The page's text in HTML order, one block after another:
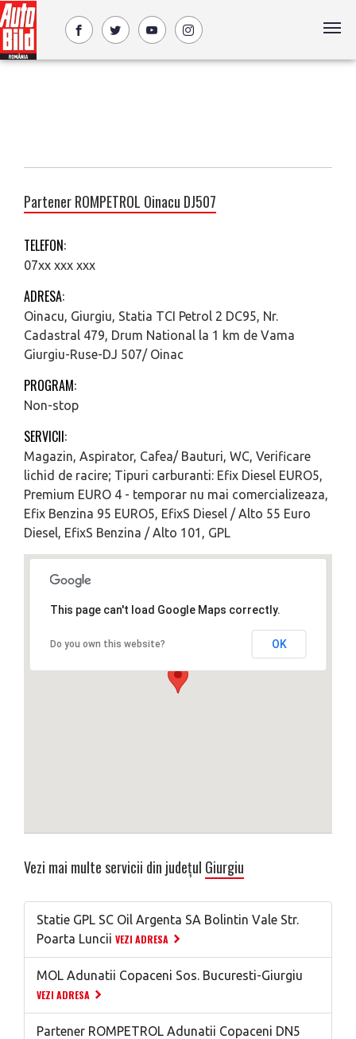
Partener ROMPETROL Oinacu DJ507
TELEFON:
07xx xxx xxx
ADRESA:
Oinacu, Giurgiu, Statia TCI Petrol 2 DC95, Nr.
Cadastral 479, Drum National la 1 km de Vama
Giurgiu-Ruse-DJ 507/ Oinac
PROGRAM:
Non-stop
SERVICII:
Magazin, Aspirator, Cafea/ Bauturi, WC, Verificare
lichid de racire; Tipuri carburanti: Efix Diesel EURO5,
Premium EURO 4 - temporar nu mai comercializeaza,
Efix Benzina 95 EURO5, EfixS Diesel / Alto 55 Euro
Diesel, EfixS Benzina / Alto 101, GPL
This page can't load Google Maps correctly.
Do you own this website? OK
Vezi mai multe servicii din județul Giurgiu
Statie GPL SC Oil Argenta SA Bolintin Vale Str.
Poarta Luncii VEZI ADRESA
MOL Adunatii Copaceni Sos. Bucuresti-Giurgiu
VEZI ADRESA
Partener ROMPETROL Adunatii Copaceni DN5